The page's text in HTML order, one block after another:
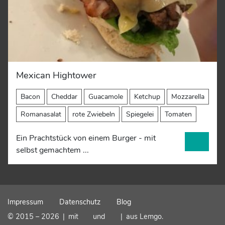
Mexican Hightower
Bacon Cheddar Guacamole Ketchup
Mozzarella
Romanasalat
rote Zwiebeln Spiegelei Tomaten
Ein Prachtstück von einem Burger - mit
selbst gemachtem ...
Impressum Datenschutz
Blog
© 2015 – 2026 | mit und | aus Lemgo.